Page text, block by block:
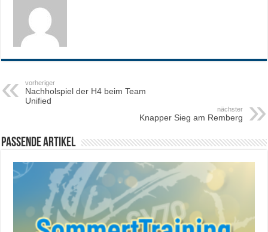
vorheriger
Nachholspiel der H4 beim Team
Unified
nächster
Knapper Sieg am Remberg
Passende Artikel